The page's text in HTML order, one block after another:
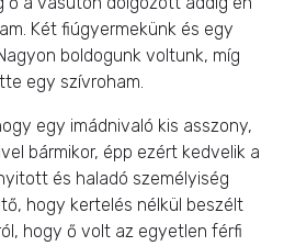
Két fiúgyermekünk és egy
boldogunk voltunk, míg
egy szívroham.
egy imádnivaló kis asszony,
bármikor, épp ezért kedvelik a
és haladó személyiség
hogy kertelés nélkül beszélt
hogy ő volt az egyetlen férfi